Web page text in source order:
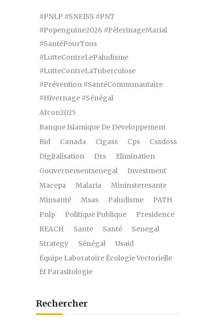
#PNLP #SNEISS #PNT
#Popenguine2026 #PèlerinageMarial
#SantéPourTous
#LutteContreLePaludisme
#LutteContreLaTuberculose
#Prévention #SantéCommunautaire
#Hivernage #Sénégal
Afcon2025
Banque Islamique De Developpement
Bid
Canada Cigass Cps
Cssdoss
Digitalisation
Drs
Elimination
Gouvernementsenegal
Investment
Macepa
Malaria
Mininsteresante
Minsanté
Msas Paludisme
PATH
Pnlp
Politique Publique
Presidence
REACH
Sante Santé
Senegal
Strategy
Sénégal
Usaid
Équipe Laboratoire Écologie Vectorielle
Et Parasitologie
Rechercher